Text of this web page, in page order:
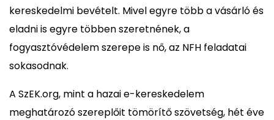
kereskedelmi bevételt. Mivel egyre több a vásárló és
eladni is egyre többen szeretnének, a
fogyasztóvédelem szerepe is nő, az NFH feladatai
sokasodnak.
A SzEK.org, mint a hazai e-kereskedelem
meghatározó szereplőit tömörítő szövetség, hét éve